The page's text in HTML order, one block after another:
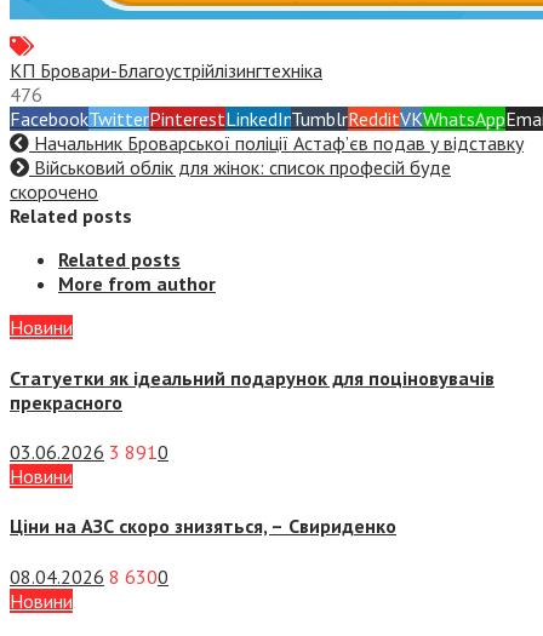
КП Бровари-Благоустрійлізингтехніка
476
FacebookTwitterPinterestLinkedInTumblrRedditVKWhatsApp
Начальник Броварської поліції Астаф’єв подав у відставку
Військовий облік для жінок: список професій буде
скорочено
Related posts
Related posts
More from author
Новини
Статуетки як ідеальний подарунок для поціновувачів
прекрасного
03.06.2026 3 8910
Новини
Ціни на АЗС скоро знизяться, – Свириденко
08.04.2026 8 6300
Новини